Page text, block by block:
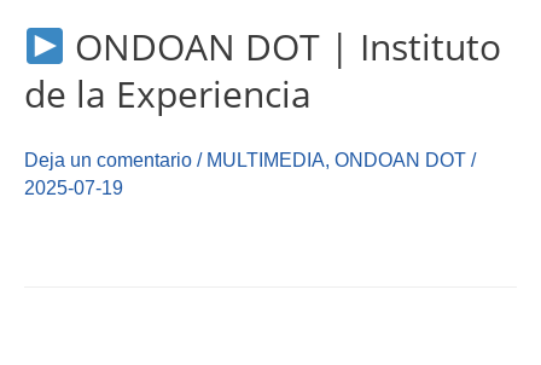
ONDOAN DOT | Instituto
de la Experiencia
Deja un comentario / MULTIMEDIA, ONDOAN DOT /
2025-07-19